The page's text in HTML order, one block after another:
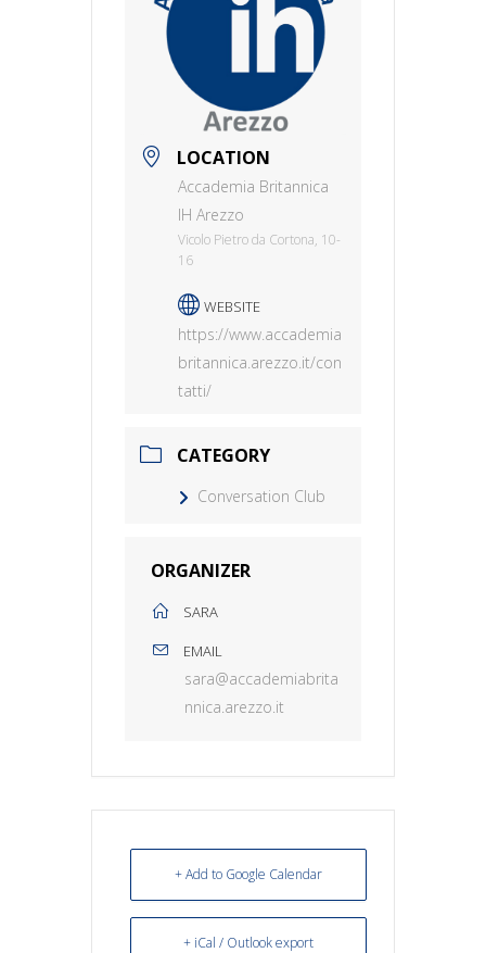
LOCATION
Accademia Britannica
IH Arezzo
Vicolo Pietro da Cortona, 10-
16
WEBSITE
https://www.accademia
britannica.arezzo.it/con
tatti/
CATEGORY
Conversation Club
ORGANIZER
SARA
EMAIL
sara@accademiabrita
nnica.arezzo.it
+ Add to Google Calendar
+ iCal / Outlook export